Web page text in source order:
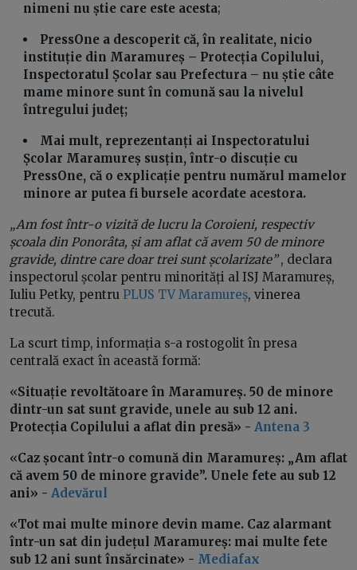
nimeni nu știe care este acesta;
PressOne a descoperit că, în realitate, nicio
instituție din Maramureș – Protecția Copilului,
Inspectoratul Școlar sau Prefectura – nu știe câte
mame minore sunt în comună sau la nivelul
întregului județ;
Mai mult, reprezentanți ai Inspectoratului
Școlar Maramureș susțin, într-o discuție cu
PressOne, că o explicație pentru numărul mamelor
minore ar putea fi bursele acordate acestora.
„Am fost într-o vizită de lucru la Coroieni, respectiv
școala din Ponorâta, și am aflat că avem 50 de minore
gravide, dintre care doar trei sunt școlarizate”, declara
inspectorul școlar pentru minorități al ISJ Maramureș,
Iuliu Petky, pentru PLUS TV Maramureș, vinerea
trecută.
La scurt timp, informația s-a rostogolit în presa
centrală exact în această formă:
«Situație revoltătoare în Maramureș. 50 de minore
dintr-un sat sunt gravide, unele au sub 12 ani.
Protecția Copilului a aflat din presă» - Antena 3
«Caz șocant într-o comună din Maramureș: „Am aflat
că avem 50 de minore gravide”. Unele fete au sub 12
ani» - Adevărul
«Tot mai multe minore devin mame. Caz alarmant
într-un sat din județul Maramureș: mai multe fete
sub 12 ani sunt însărcinate» - Mediafax